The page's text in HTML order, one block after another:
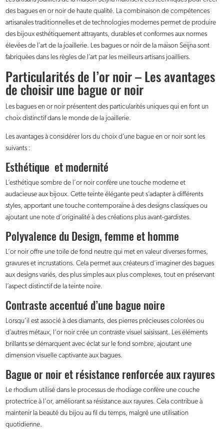
des bagues en or noir de haute qualité. La combinaison de compétences
artisanales traditionnelles et de technologies modernes permet de produire
des bijoux esthétiquement attrayants, durables et conformes aux normes
élevées de l’art de la joaillerie. Les bagues or noir de la maison Seijna sont
fabriquées dans les règles de l’art par les meilleurs artisans joailliers.
Particularités de l’or noir – Les avantages
de choisir une bague or noir
Les bagues en or noir présentent des particularités uniques qui en font un
choix distinctif dans le monde de la joaillerie.
Les avantages à considérer lors du choix d’une bague en or noir sont les
suivants :
Esthétique et modernité
L’esthétique sombre de l’or noir confère une touche moderne et
audacieuse aux bijoux. Cette teinte élégante peut s’adapter à différents
styles, apportant une touche contemporaine à des designs classiques ou
ajoutant une note d’originalité à des créations plus avant-gardistes.
Polyvalence du Design, femme et homme
L’or noir offre une toile de fond neutre qui met en valeur diverses formes,
gravures et incrustations. Cela permet aux créateurs d’imaginer des bagues
aux designs variés, des plus simples aux plus complexes, tout en préservant
l’aspect distinctif de la teinte noire.
Contraste accentué d’une bague noire
Lorsqu’il est associé à des diamants, des pierres précieuses colorées ou
d’autres métaux, l’or noir crée un contraste visuel saisissant. Les éléments
brillants se démarquent avec éclat sur le fond sombre, ajoutant une
dimension visuelle captivante aux bagues.
Bague or noir et résistance renforcée aux rayures
Le rhodium utilisé dans le processus de rhodiage confère une couche
protectrice à l’or, améliorant sa résistance aux rayures. Cela contribue à
maintenir la beauté du bijou au fil du temps, malgré une utilisation
quotidienne.